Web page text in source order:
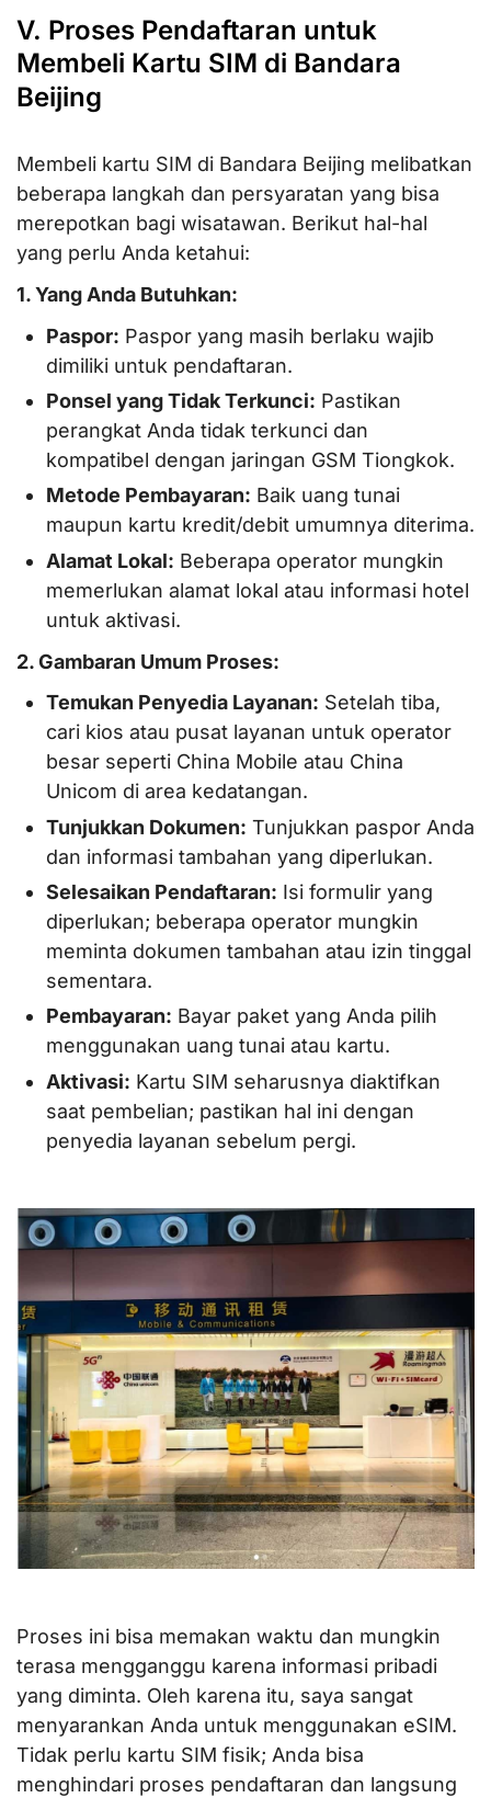
V. Proses Pendaftaran untuk
Membeli Kartu SIM di Bandara
Beijing
Membeli kartu SIM di Bandara Beijing melibatkan
beberapa langkah dan persyaratan yang bisa
merepotkan bagi wisatawan. Berikut hal-hal
yang perlu Anda ketahui:
1. Yang Anda Butuhkan:
Paspor: Paspor yang masih berlaku wajib
dimiliki untuk pendaftaran.
Ponsel yang Tidak Terkunci: Pastikan
perangkat Anda tidak terkunci dan
kompatibel dengan jaringan GSM Tiongkok.
Metode Pembayaran: Baik uang tunai
maupun kartu kredit/debit umumnya diterima.
Alamat Lokal: Beberapa operator mungkin
memerlukan alamat lokal atau informasi hotel
untuk aktivasi.
2. Gambaran Umum Proses:
Temukan Penyedia Layanan: Setelah tiba,
cari kios atau pusat layanan untuk operator
besar seperti China Mobile atau China
Unicom di area kedatangan.
Tunjukkan Dokumen: Tunjukkan paspor Anda
dan informasi tambahan yang diperlukan.
Selesaikan Pendaftaran: Isi formulir yang
diperlukan; beberapa operator mungkin
meminta dokumen tambahan atau izin tinggal
sementara.
Pembayaran: Bayar paket yang Anda pilih
menggunakan uang tunai atau kartu.
Aktivasi: Kartu SIM seharusnya diaktifkan
saat pembelian; pastikan hal ini dengan
penyedia layanan sebelum pergi.
Proses ini bisa memakan waktu dan mungkin
terasa mengganggu karena informasi pribadi
yang diminta. Oleh karena itu, saya sangat
menyarankan Anda untuk menggunakan eSIM.
Tidak perlu kartu SIM fisik; Anda bisa
menghindari proses pendaftaran dan langsung